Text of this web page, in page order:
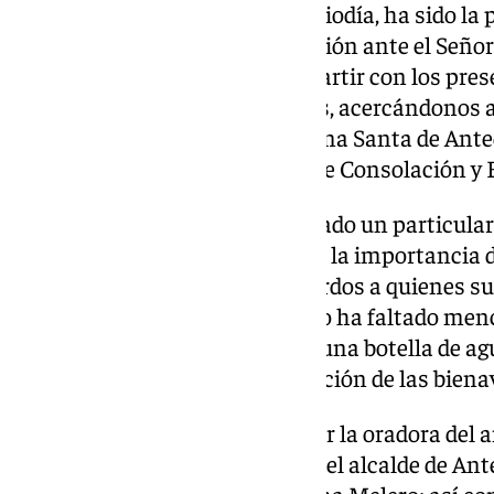
Ya durante este domingo a mediodía, ha sido
encargada de compartir su oración ante el
en el que, Ana ha querido compartir con los
oración para todas las personas, acercándonos
que abre las puertas de la Semana Santa de
de su madre, María Santísima de Consolación y
Una oración en la que ha realizado un
Domingo de Ramos destacando la importancia
humildad, el «no hacer oídos sordos a quienes
lágrimas serán su consuelo». No ha faltado
vestido de hebreo, quién ofrece una botella de
cortejo, haciendo también mención de las
Ana Lara ha sido presentada por la oradora del
acto al que también ha acudido el alcalde de